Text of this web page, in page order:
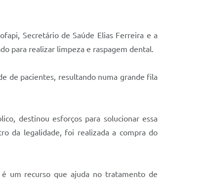
Secretário de Saúde Elias Ferreira e a
para realizar limpeza e raspagem dental.
de pacientes, resultando numa grande fila
destinou esforços para solucionar essa
da legalidade, foi realizada a compra do
um recurso que ajuda no tratamento de